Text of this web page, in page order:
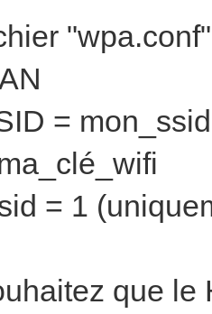
= mon_ssid
= 1
que le